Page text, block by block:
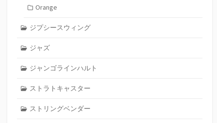
Orange
ジプシースウィング
ジャズ
ジャンゴラインハルト
ストラトキャスター
ストリングベンダー